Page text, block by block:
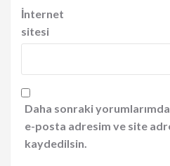
İnternet
sitesi
Daha sonraki yorumlarımda
e-posta adresim ve site
kaydedilsin.